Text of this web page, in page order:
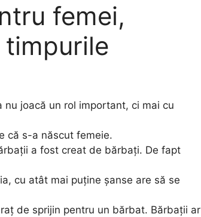
femei,
joacă un rol important, ci mai cu
că s-a născut femeie.
a fost creat de bărbați. De fapt
cu atât mai puține șanse are să se
de sprijin pentru un bărbat. Bărbații ar